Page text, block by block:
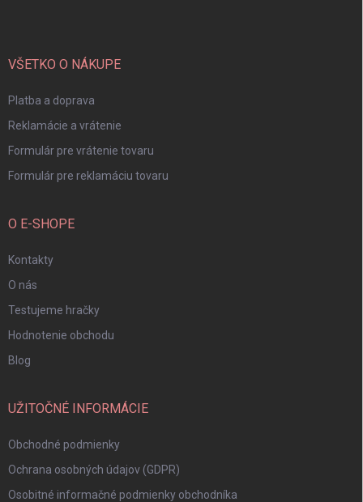
VŠETKO O NÁKUPE
Platba a doprava
Reklamácie a vrátenie
Formulár pre vrátenie tovaru
Formulár pre reklamáciu tovaru
O E-SHOPE
Kontakty
O nás
Testujeme hračky
Hodnotenie obchodu
Blog
UŽITOČNÉ INFORMÁCIE
Obchodné podmienky
Ochrana osobných údajov (GDPR)
Osobitné informačné podmienky obchodníka